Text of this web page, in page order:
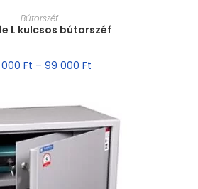
VÁLASZTÁSA
Bútorszéf
L kulcsos bútorszéf
Ft – 99 000 Ft